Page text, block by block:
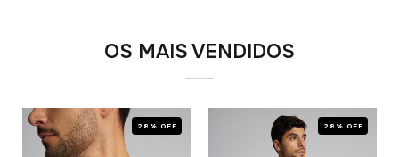
OS MAIS VENDIDOS
28% OFF 28% OFF